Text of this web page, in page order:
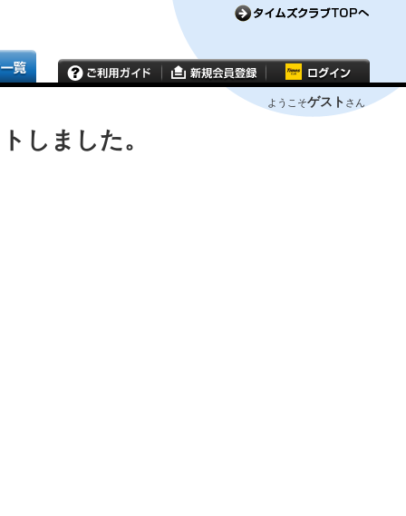
ようこそゲスト さん
しました。